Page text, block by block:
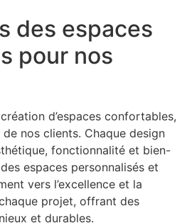
des espaces
pour nos
d’espaces confortables,
nos clients. Chaque design
fonctionnalité et bien-
espaces personnalisés et
vers l’excellence et la
projet, offrant des
et durables.